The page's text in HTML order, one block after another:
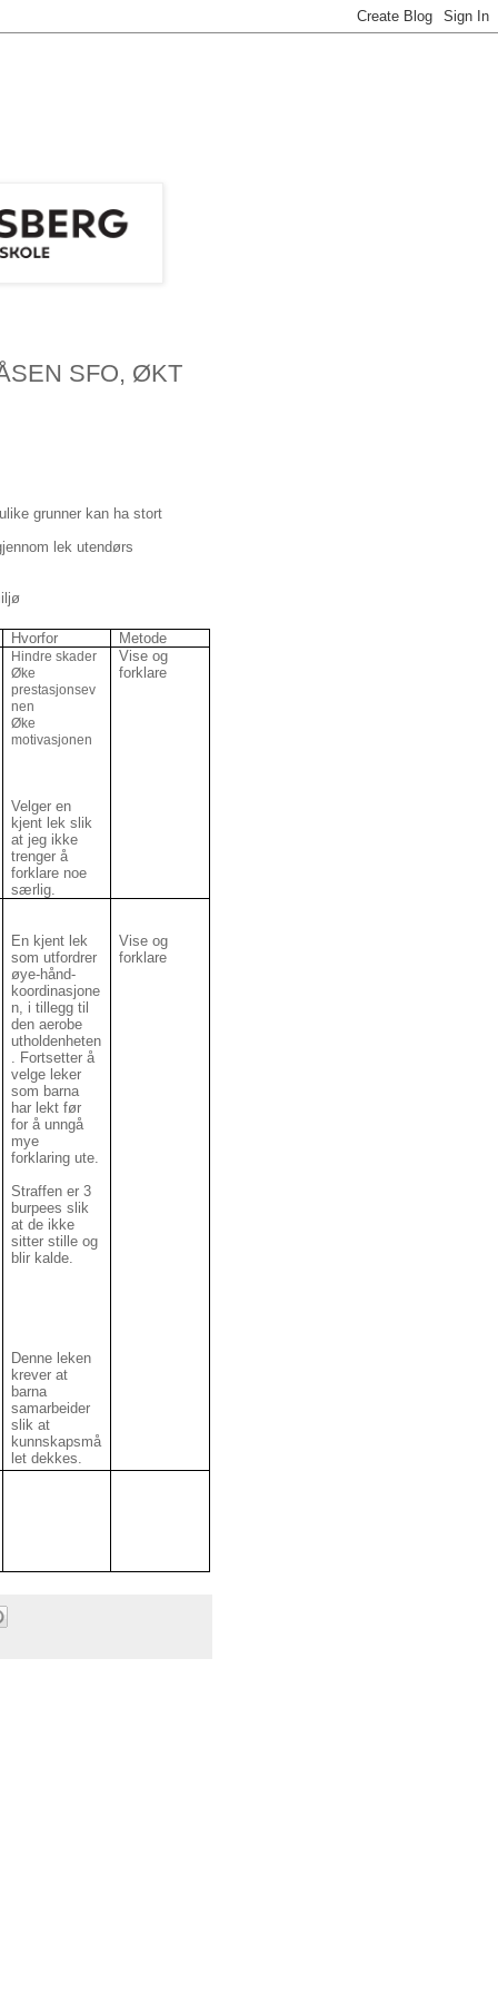
SFO, ØKT
grunner kan ha stort
lek utendørs
Hvorfor
Metode
Hindre skader
Øke
prestasjonsev
nen
Øke
motivasjonen
Velger en
kjent lek slik
at jeg ikke
trenger å
forklare noe
særlig.
Vise og
forklare
En kjent lek
som utfordrer
øye-hånd-
koordinasjone
n, i tillegg til
den aerobe
utholdenheten
. Fortsetter å
velge leker
som barna
har lekt før
for å unngå
mye
forklaring ute.
Straffen er 3
burpees slik
at de ikke
sitter stille og
blir kalde.
Denne leken
krever at
barna
samarbeider
slik at
kunnskapsmå
let dekkes.
Vise og
forklare